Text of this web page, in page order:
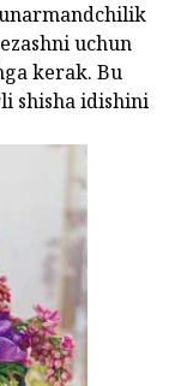
uchun
kerak. Bu
shisha idishini